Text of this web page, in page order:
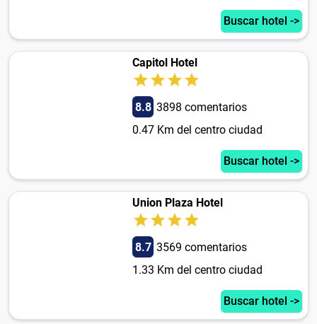
Buscar hotel ->
Capitol Hotel
8.8 3898 comentarios
0.47 Km del centro ciudad
Buscar hotel ->
Union Plaza Hotel
8.7 3569 comentarios
1.33 Km del centro ciudad
Buscar hotel ->